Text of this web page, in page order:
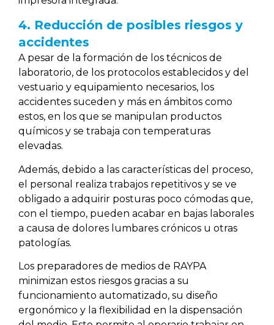
4. Reducción de posibles riesgos y
accidentes
A pesar de la formación de los técnicos de
laboratorio, de los protocolos establecidos y del
vestuario y equipamiento necesarios, los
accidentes suceden y más en ámbitos como
estos, en los que se manipulan productos
químicos y se trabaja con temperaturas
elevadas.
Además, debido a las características del proceso,
el personal realiza trabajos repetitivos y se ve
obligado a adquirir posturas poco cómodas que,
con el tiempo, pueden acabar en bajas laborales
a causa de dolores lumbares crónicos u otras
patologías.
Los preparadores de medios de RAYPA
minimizan estos riesgos gracias a su
funcionamiento automatizado, su diseño
ergonómico y la flexibilidad en la dispensación